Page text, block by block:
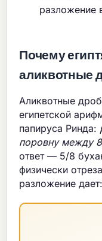
разложение
Почему
аликвотные
Аликвотные
египетской
папируса Ринда:
поровну между
ответ — 5/8
физически
разложение дает: